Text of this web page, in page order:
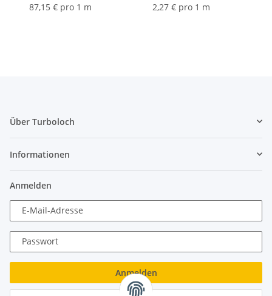
87,15 € pro 1 m
2,27 € pro 1 m
Über Turboloch
Informationen
Anmelden
E-Mail-Adresse
Passwort
Anmelden